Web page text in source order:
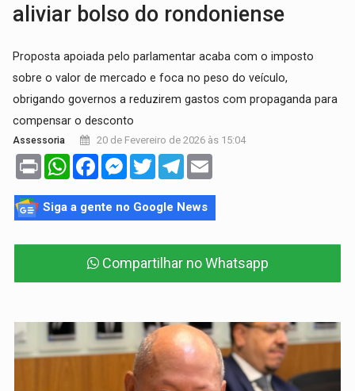
aliviar bolso do rondoniense
Proposta apoiada pelo parlamentar acaba com o imposto
sobre o valor de mercado e foca no peso do veículo,
obrigando governos a reduzirem gastos com propaganda para
compensar o desconto
Assessoria 20 de Fevereiro de 2026 às 15:04
Print WhatsAppFacebookMessenger
TwitterTelegram
Siga a gente no Google News
Compartilhar no Whatsapp